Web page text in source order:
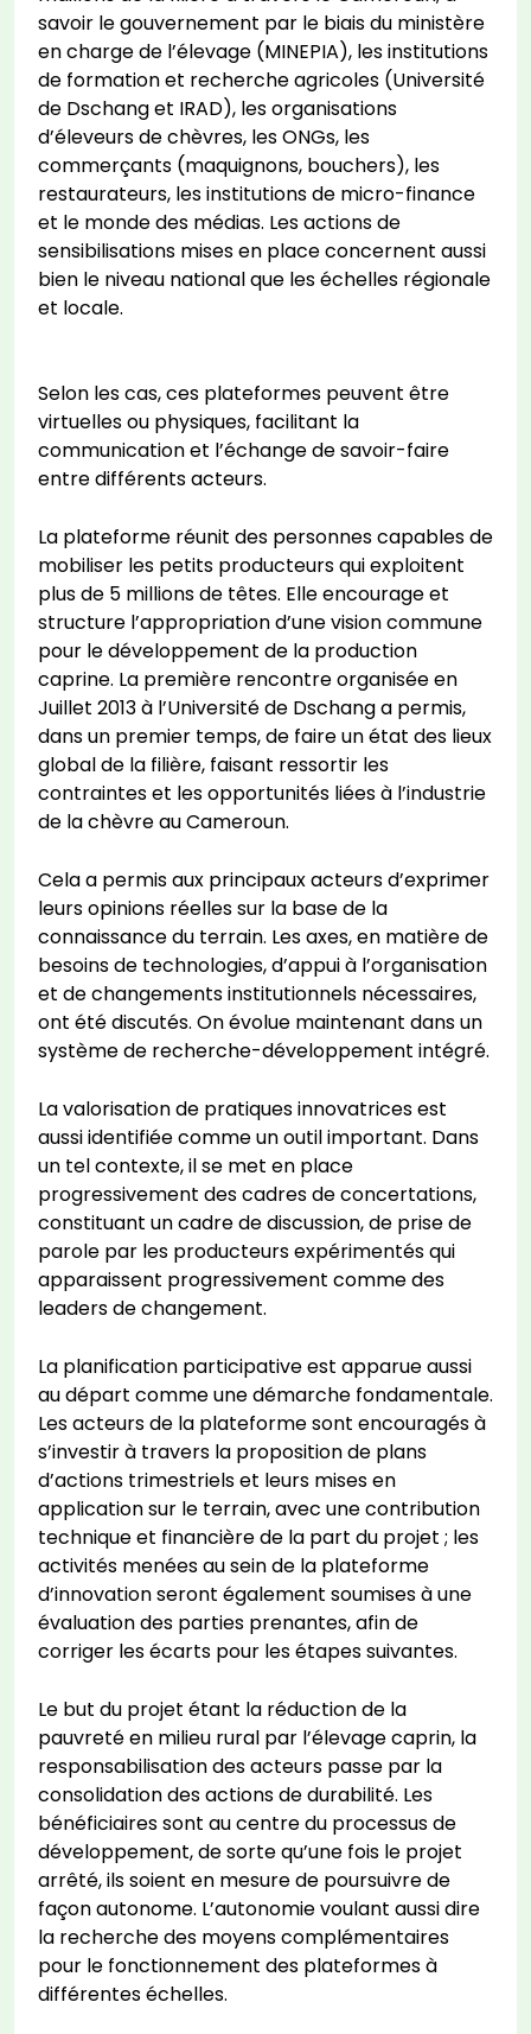
savoir le gouvernement par le biais du ministère
en charge de l’élevage (MINEPIA), les institutions
de formation et recherche agricoles (Université
de Dschang et IRAD), les organisations
d’éleveurs de chèvres, les ONGs, les
commerçants (maquignons, bouchers), les
restaurateurs, les institutions de micro-finance
et le monde des médias. Les actions de
sensibilisations mises en place concernent aussi
bien le niveau national que les échelles régionale
et locale.
Selon les cas, ces plateformes peuvent être
virtuelles ou physiques, facilitant la
communication et l’échange de savoir-faire
entre différents acteurs.
La plateforme réunit des personnes capables de
mobiliser les petits producteurs qui exploitent
plus de 5 millions de têtes. Elle encourage et
structure l’appropriation d’une vision commune
pour le développement de la production
caprine. La première rencontre organisée en
Juillet 2013 à l’Université de Dschang a permis,
dans un premier temps, de faire un état des lieux
global de la filière, faisant ressortir les
contraintes et les opportunités liées à l’industrie
de la chèvre au Cameroun.
Cela a permis aux principaux acteurs d’exprimer
leurs opinions réelles sur la base de la
connaissance du terrain. Les axes, en matière de
besoins de technologies, d’appui à l’organisation
et de changements institutionnels nécessaires,
ont été discutés. On évolue maintenant dans un
système de recherche-développement intégré.
La valorisation de pratiques innovatrices est
aussi identifiée comme un outil important. Dans
un tel contexte, il se met en place
progressivement des cadres de concertations,
constituant un cadre de discussion, de prise de
parole par les producteurs expérimentés qui
apparaissent progressivement comme des
leaders de changement.
La planification participative est apparue aussi
au départ comme une démarche fondamentale.
Les acteurs de la plateforme sont encouragés à
s’investir à travers la proposition de plans
d’actions trimestriels et leurs mises en
application sur le terrain, avec une contribution
technique et financière de la part du projet ; les
activités menées au sein de la plateforme
d’innovation seront également soumises à une
évaluation des parties prenantes, afin de
corriger les écarts pour les étapes suivantes.
Le but du projet étant la réduction de la
pauvreté en milieu rural par l’élevage caprin, la
responsabilisation des acteurs passe par la
consolidation des actions de durabilité. Les
bénéficiaires sont au centre du processus de
développement, de sorte qu’une fois le projet
arrêté, ils soient en mesure de poursuivre de
façon autonome. L’autonomie voulant aussi dire
la recherche des moyens complémentaires
pour le fonctionnement des plateformes à
différentes échelles.